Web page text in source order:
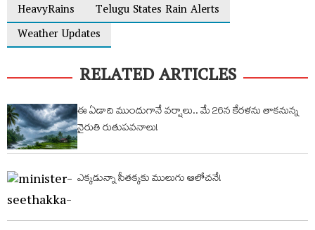
HeavyRains
Telugu States Rain Alerts
Weather Updates
RELATED ARTICLES
ఈ ఏడాది ముందుగానే వర్షాలు.. మే 26న కేరళను తాకనున్న
నైరుతి రుతుపవనాలు!
ఎక్కడున్నా సీతక్కకు ములుగు ఆలోచనే!